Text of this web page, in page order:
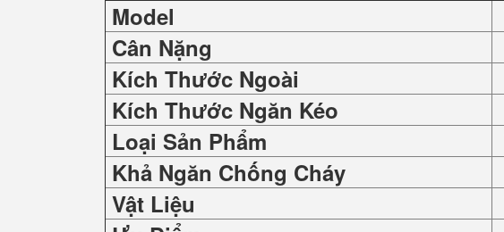
Model
Cân Nặng
Kích Thước Ngoài
Kích Thước Ngăn Kéo
Loại Sản Phẩm
Khả Ngăn Chống Cháy
Vật Liệu